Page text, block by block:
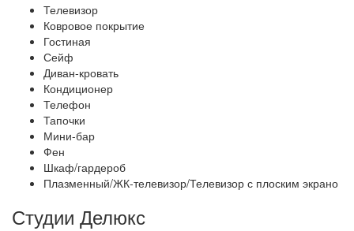
Телевизор
Ковровое покрытие
Гостиная
Сейф
Диван-кровать
Кондиционер
Телефон
Тапочки
Мини-бар
Фен
Шкаф/гардероб
Плазменный/ЖК-телевизор/Телевизор с плоским экрано
Студии Делюкс